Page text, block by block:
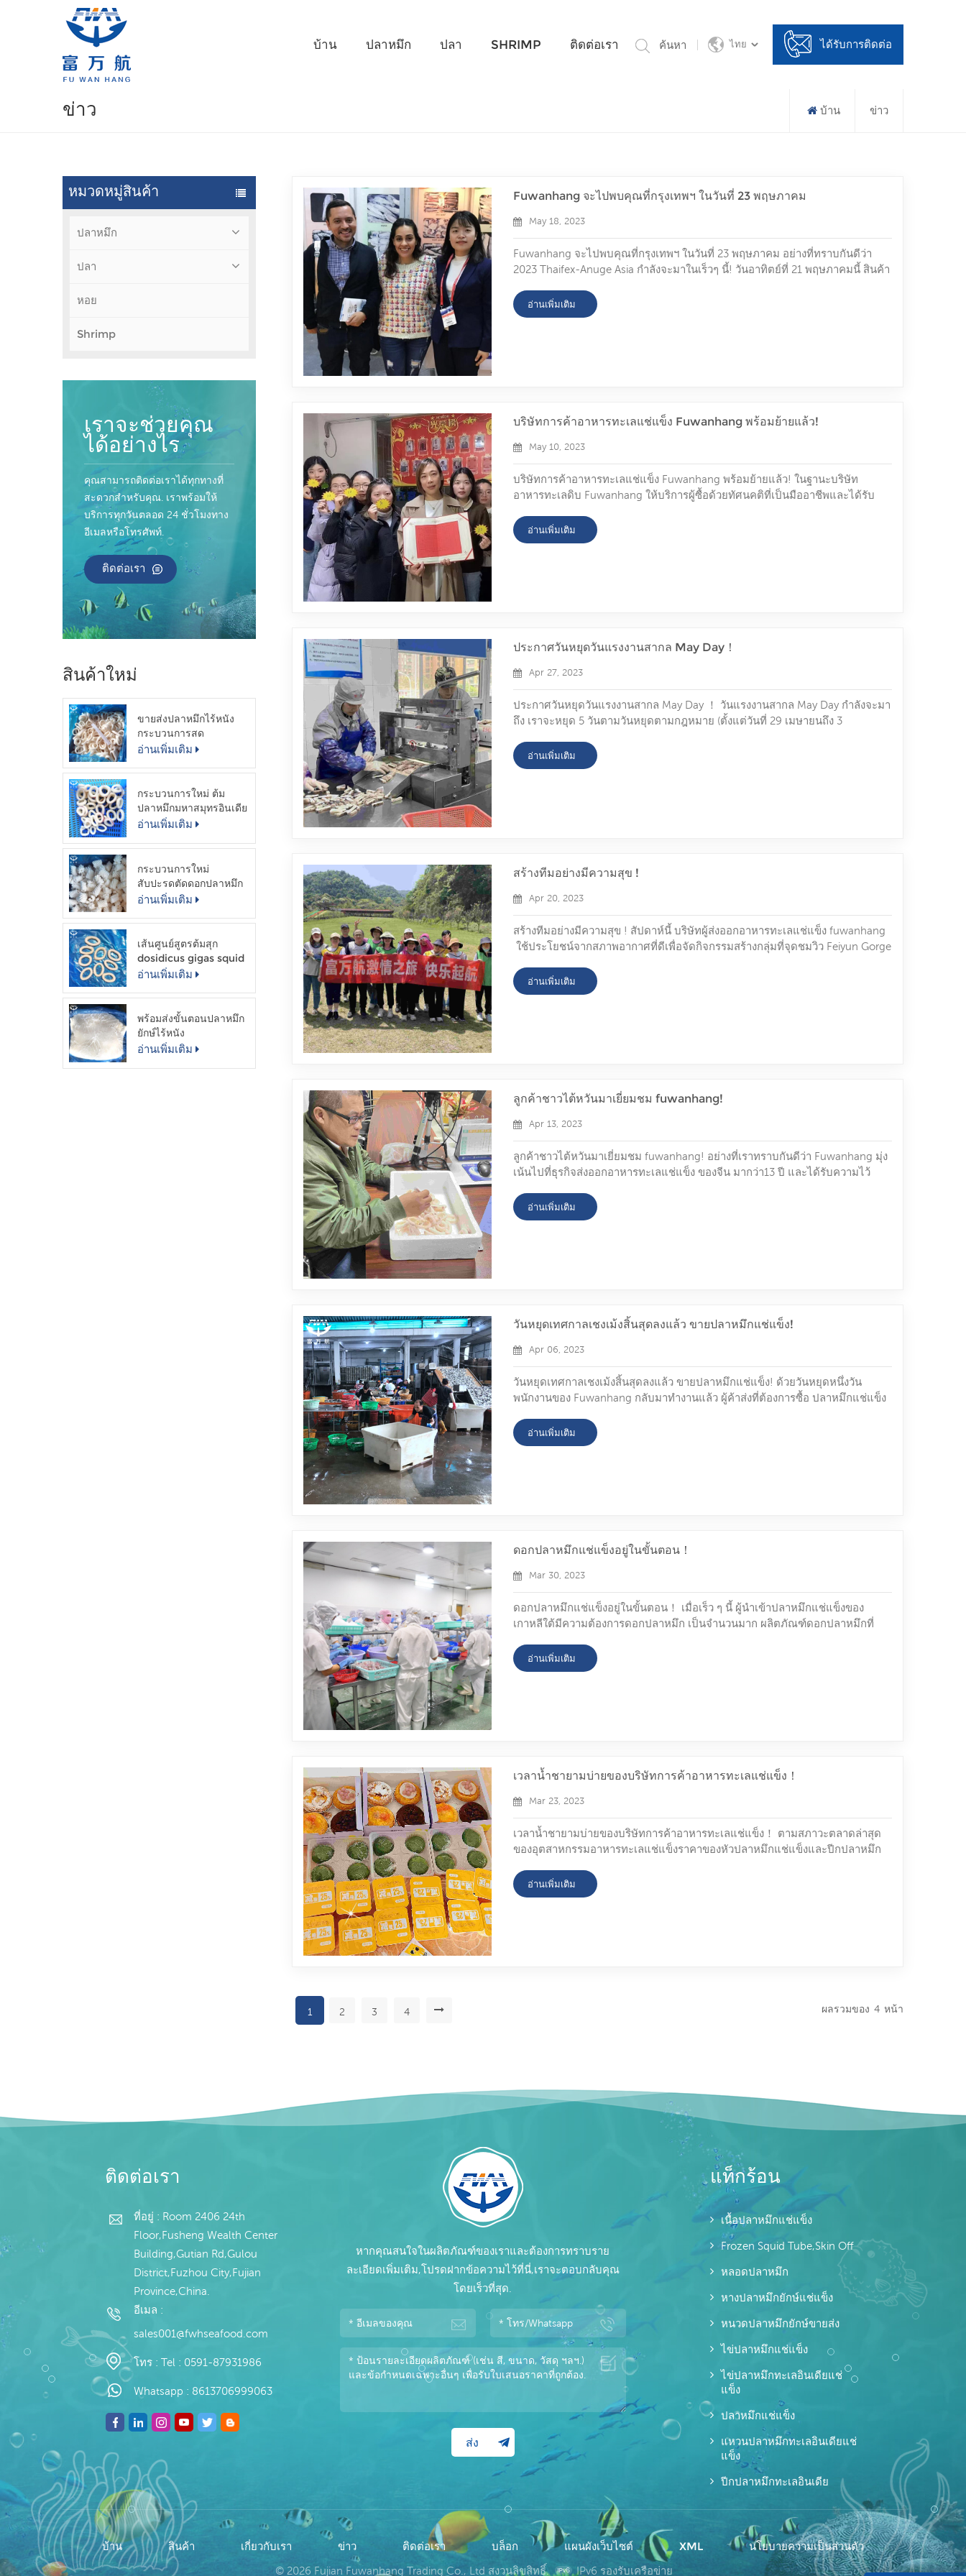
บ้าน ปลาหมึก ปลา SHRIMP ติดต่อเรา ค้นหา ไทย ได้รับการติดต่อ
ข่าว บ้าน ข่าว
หมวดหมู่สินค้า
ปลาหมึก
ปลา
หอย
Shrimp
เราจะช่วยคุณ
ได้อย่างไร
คุณสามารถติดต่อเราได้ทุกทางที่
สะดวกสำหรับคุณ. เราพร้อมให้
บริการทุกวันตลอด 24 ชั่วโมงทาง
อีเมลหรือโทรศัพท์.
ติดต่อเรา
สินค้าใหม่
ขายส่งปลาหมึกไร้หนัง
กระบวนการสด
อ่านเพิ่มเติม
กระบวนการใหม่ ต้ม
ปลาหมึกมหาสมุทรอินเดีย
อ่านเพิ่มเติม
กระบวนการใหม่
สับปะรดตัดดอกปลาหมึก
ไร้หนัง
อ่านเพิ่มเติม
เส้นศูนย์สูตรต้มสุก
dosidicus gigas squid
ring
อ่านเพิ่มเติม
พร้อมส่งขั้นตอนปลาหมึก
ยักษ์ไร้หนัง
อ่านเพิ่มเติม
Fuwanhang จะไปพบคุณที่กรุงเทพฯ ในวันที่ 23 พฤษภาคม
May 18, 2023
Fuwanhang จะไปพบคุณที่กรุงเทพฯ ในวันที่ 23 พฤษภาคม อย่างที่ทราบกันดีว่า
2023 Thaifex-Anuge Asia กำลังจะมาในเร็วๆ นี้! วันอาทิตย์ที่ 21 พฤษภาคมนี้ สินค้า
ของขวัญเล็กๆ น้อยๆ เป็นพิเศษสำหรับลูกค้าที่เข้าร่วมงานนิทรรศการ เช่น ลูกอม ชา
จีนตัวอย่างปลาหมึกแช่แข็งเช่นปลาหมึกแห้งเป็นต้น การมีส่วนร่วมในนิทรรศการไม่
อ่านเพิ่มเติม
บริษัทการค้าอาหารทะเลแช่แข็ง Fuwanhang พร้อมย้ายแล้ว!
May 10, 2023
บริษัทการค้าอาหารทะเลแช่แข็ง Fuwanhang พร้อมย้ายแล้ว! ในฐานะบริษัท
อาหารทะเลดิบ Fuwanhang ให้บริการผู้ซื้อด้วยทัศนคติที่เป็นมืออาชีพและได้รับ
มากว่า 13 ปี ผลิตภัณฑ์อาหารทะเลแช่แข็งของเราได้ส่งออกไปยังกว่า 30 ประเทศ
ด้วยปริมาณการส่งออกมากกว่า 10 ล้านตัน ดังนั้นจึงมีผู้นำเข้าจากต่างประเทศ
อ่านเพิ่มเติม
ประกาศวันหยุดวันแรงงานสากล May Day！
Apr 27, 2023
ประกาศวันหยุดวันแรงงานสากล May Day ！ วันแรงงานสากล May Day กำลังจะมา
ถึง เราจะหยุด 5 วันตามวันหยุดตามกฎหมาย (ตั้งแต่วันที่ 29 เมษายนถึง 3
วางใจได้แม้ในช่วงพัก หากคุณมีคำถามใด ๆ โปรดอย่าลังเลที่จะติดต่อเรา โดย
เฉพาะโรงงานอาหารทะเลยังคงทำงานล่วงเวลา ผู้ซื้อที่ต้องการ ซื้ออาหารทะเลของ
อ่านเพิ่มเติม
สร้างทีมอย่างมีความสุข !
Apr 20, 2023
สร้างทีมอย่างมีความสุข ! สัปดาห์นี้ บริษัทผู้ส่งออกอาหารทะเลแช่แข็ง fuwanhang
ใช้ประโยชน์จากสภาพอากาศที่ดีเพื่อจัดกิจกรรมสร้างกลุ่มที่จุดชมวิว Feiyun Gorge
ความสุข ท้าทายซิปไลน์ ปั่นจักรยานน้ำ และโปรเจ็กต์ที่น่าตื่นเต้นอื่นๆ พวกเขามีช่วง
เวลาที่ดี ในไม่กี่ชั่วโมงนี้ เราหยุดธุรกิจอาหารทะเลแช่แข็ง ที่เราชื่นชอบ และอ...
อ่านเพิ่มเติม
ลูกค้าชาวไต้หวันมาเยี่ยมชม fuwanhang!
Apr 13, 2023
ลูกค้าชาวไต้หวันมาเยี่ยมชม fuwanhang! อย่างที่เราทราบกันดีว่า Fuwanhang มุ่ง
เน้นไปที่ธุรกิจส่งออกอาหารทะเลแช่แข็ง ของจีน มากว่า13 ปี และได้รับความไว้
เกาหลีใต้ และมาเลเซียเป็นต้นได้ให้บริการอาหารทะเลแช่แข็ง เนื่องจากยอดขาย
ของฝูว่านหางขายอาหารทะเลแช่แข็งดีขึ้นเรื่อย ๆ ลูกค้าจำนวนมากขึ้นจึงต้องการ
อ่านเพิ่มเติม
วันหยุดเทศกาลเชงเม้งสิ้นสุดลงแล้ว ขายปลาหมึกแช่แข็ง!
Apr 06, 2023
วันหยุดเทศกาลเชงเม้งสิ้นสุดลงแล้ว ขายปลาหมึกแช่แข็ง! ด้วยวันหยุดหนึ่งวัน
พนักงานของ Fuwanhang กลับมาทำงานแล้ว ผู้ค้าส่งที่ต้องการซื้อ ปลาหมึกแช่แข็ง
ตลาดอาหารทะเลแช่แข็ง เป็นจำนวนมาก ขอแนะนำปลาหมึกเปรู ที่ขายดีที่สุด
สำหรับคุณ หนวดปลาหมึกลวกแช่แข็ง หนวดปลาหมึกยักษ์แช่แข็ง Cube หนวด
อ่านเพิ่มเติม
ดอกปลาหมึกแช่แข็งอยู่ในขั้นตอน！
Mar 30, 2023
ดอกปลาหมึกแช่แข็งอยู่ในขั้นตอน！ เมื่อเร็ว ๆ นี้ ผู้นำเข้าปลาหมึกแช่แข็งของ
เกาหลีใต้มีความต้องการดอกปลาหมึก เป็นจำนวนมาก ผลิตภัณฑ์ดอกปลาหมึกที่
ฐานะที่เป็นหนึ่งใน ผู้ผลิตอาหารทะเลแช่แข็งที่ทรงพลังที่สุดในประเทศจีน
fuwanhang สามารถรับประกันการส่งมอบตรงเวลา! ในความเป็นจริง ลูกค้าจำนวน
อ่านเพิ่มเติม
เวลาน้ำชายามบ่ายของบริษัทการค้าอาหารทะเลแช่แข็ง！
Mar 23, 2023
เวลาน้ำชายามบ่ายของบริษัทการค้าอาหารทะเลแช่แข็ง！ ตามสภาวะตลาดล่าสุด
ของอุตสาหกรรมอาหารทะเลแช่แข็งราคาของหัวปลาหมึกแช่แข็งและปีกปลาหมึก
อีก 1 ถึง 2 เดือนข้างหน้า ดังนั้นตอนนี้จึงเป็น เวลาที่ดีที่สุดในการสั่งซื้อกรุณาติดต่อ
fuwanhang! หัวปลาหมึกแช่แข็ง ลอกหนังปลาหมึกแช่แข็งออก ปีกปลาหมึกแช่แข็ง
อ่านเพิ่มเติม
1 2 3 4 ผลรวมของ 4 หน้า
ติดต่อเรา
ที่อยู่ : Room 2406 24th
Floor,Fusheng Wealth Center
Building,Gutian Rd,Gulou
District,Fuzhou City,Fujian
Province,China.
อีเมล :
sales001@fwhseafood.com
โทร : Tel : 0591-87931986
Whatsapp : 8613706999063
หากคุณสนใจในผลิตภัณฑ์ของเราและต้องการทราบราย
ละเอียดเพิ่มเติม,โปรดฝากข้อความไว้ที่นี่,เราจะตอบกลับคุณ
โดยเร็วที่สุด.
แท็กร้อน
เนื้อปลาหมึกแช่แข็ง
Frozen Squid Tube,skin Off
หลอดปลาหมึก
หางปลาหมึกยักษ์แช่แข็ง
หนวดปลาหมึกยักษ์ขายส่ง
ไข่ปลาหมึกแช่แข็ง
ไข่ปลาหมึกทะเลอินเดียแช่
แข็ง
ปลาหมึกแช่แข็ง
แหวนปลาหมึกทะเลอินเดียแช่
แข็ง
ปีกปลาหมึกทะเลอินเดีย
บ้าน สินค้า เกี่ยวกับเรา ข่าว ติดต่อเรา บล็อก แผนผังเว็บไซต์ XML นโยบายความเป็นส่วนตัว
© 2026 Fujian Fuwanhang Trading Co., Ltd สงวนลิขสิทธิ์. IPv6 รองรับเครือข่าย